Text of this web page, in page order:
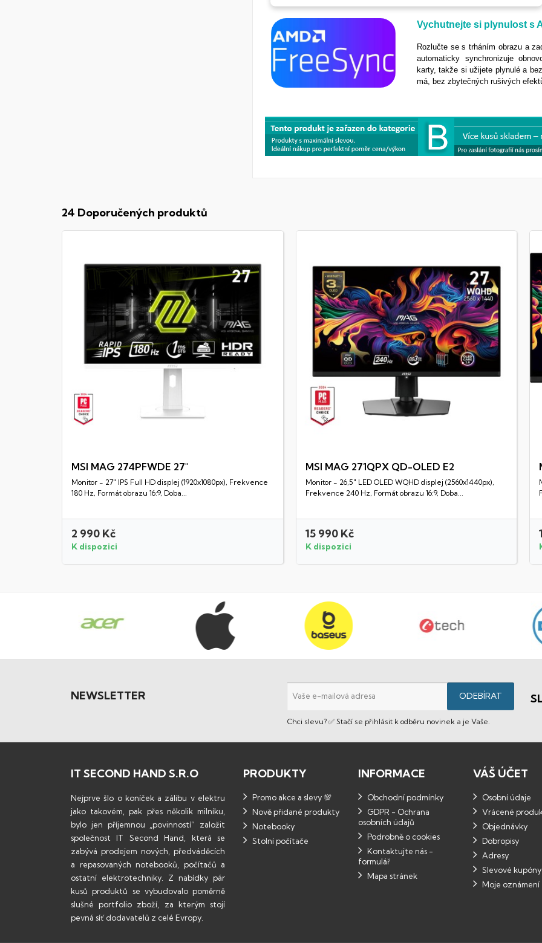
Vychutnejte si plynulost s
Rozlučte se s trháním obrazu a
automaticky synchronizuje
karty, takže si užijete plynulé a
má, bez zbytečných rušivých
24 Doporučených produktů
Rychlý náhled
MSI MAG 274PFWDE 27"
Monitor - 27" IPS Full HD displej (1920x1080px), Frekvence
180 Hz, Formát obrazu 16:9, Doba...
2 990 Kč
K dispozici
Rychlý náhled
MSI MAG 271QPX QD-OLED E2
Monitor - 26,5" LED OLED WQHD displej (2560x1440px),
Frekvence 240 Hz, Formát obrazu 16:9, Doba...
15 990 Kč
K dispozici
NEWSLETTER
Chci slevu? ✅ Stačí se přihlásit k odběru novinek a je Vaše.
IT SECOND HAND S.R.O
Nejprve šlo o koníček a zálibu v elektru
jako takovém, pak přes několik milníku,
bylo jen příjemnou „povinností“ založit
společnost IT Second Hand, která se
zabývá prodejem nových, předváděcích
a repasovaných notebooků, počítačů a
ostatní elektrotechniky. Z nabídky pár
kusů produktů se vybudovalo poměrně
slušné portfolio zboží, za kterým stojí
pevná síť dodavatelů z celé Evropy.
PRODUKTY
Promo akce a slevy 💯
Nově přidané produkty
Notebooky
Stolní počítače
INFORMACE
Obchodní podmínky
GDPR - Ochrana
osobních údajů
Podrobně o cookies
Kontaktujte nás -
formulář
Mapa stránek
VÁŠ ÚČET
Osobní údaje
Vrácené
Objednávky
Dobropisy
Adresy
Slevové kupóny
Moje oznámení